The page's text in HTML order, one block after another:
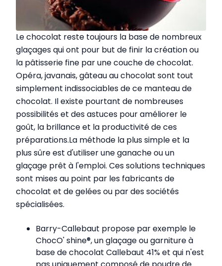
Le chocolat reste toujours la base de nombreux
glaçages qui ont pour but de finir la création ou
la pâtisserie fine par une couche de chocolat.
Opéra, javanais, gâteau au chocolat sont tout
simplement indissociables de ce manteau de
chocolat. Il existe pourtant de nombreuses
possibilités et des astuces pour améliorer le
goût, la brillance et la productivité de ces
préparations.La méthode la plus simple et la
plus sûre est d'utiliser une ganache ou un
glaçage prêt à l'emploi. Ces solutions techniques
sont mises au point par les fabricants de
chocolat et de gelées ou par des sociétés
spécialisées.
Barry-Callebaut propose par exemple le
ChocO' shine®, un glaçage ou garniture à
base de chocolat Callebaut 41% et qui n'est